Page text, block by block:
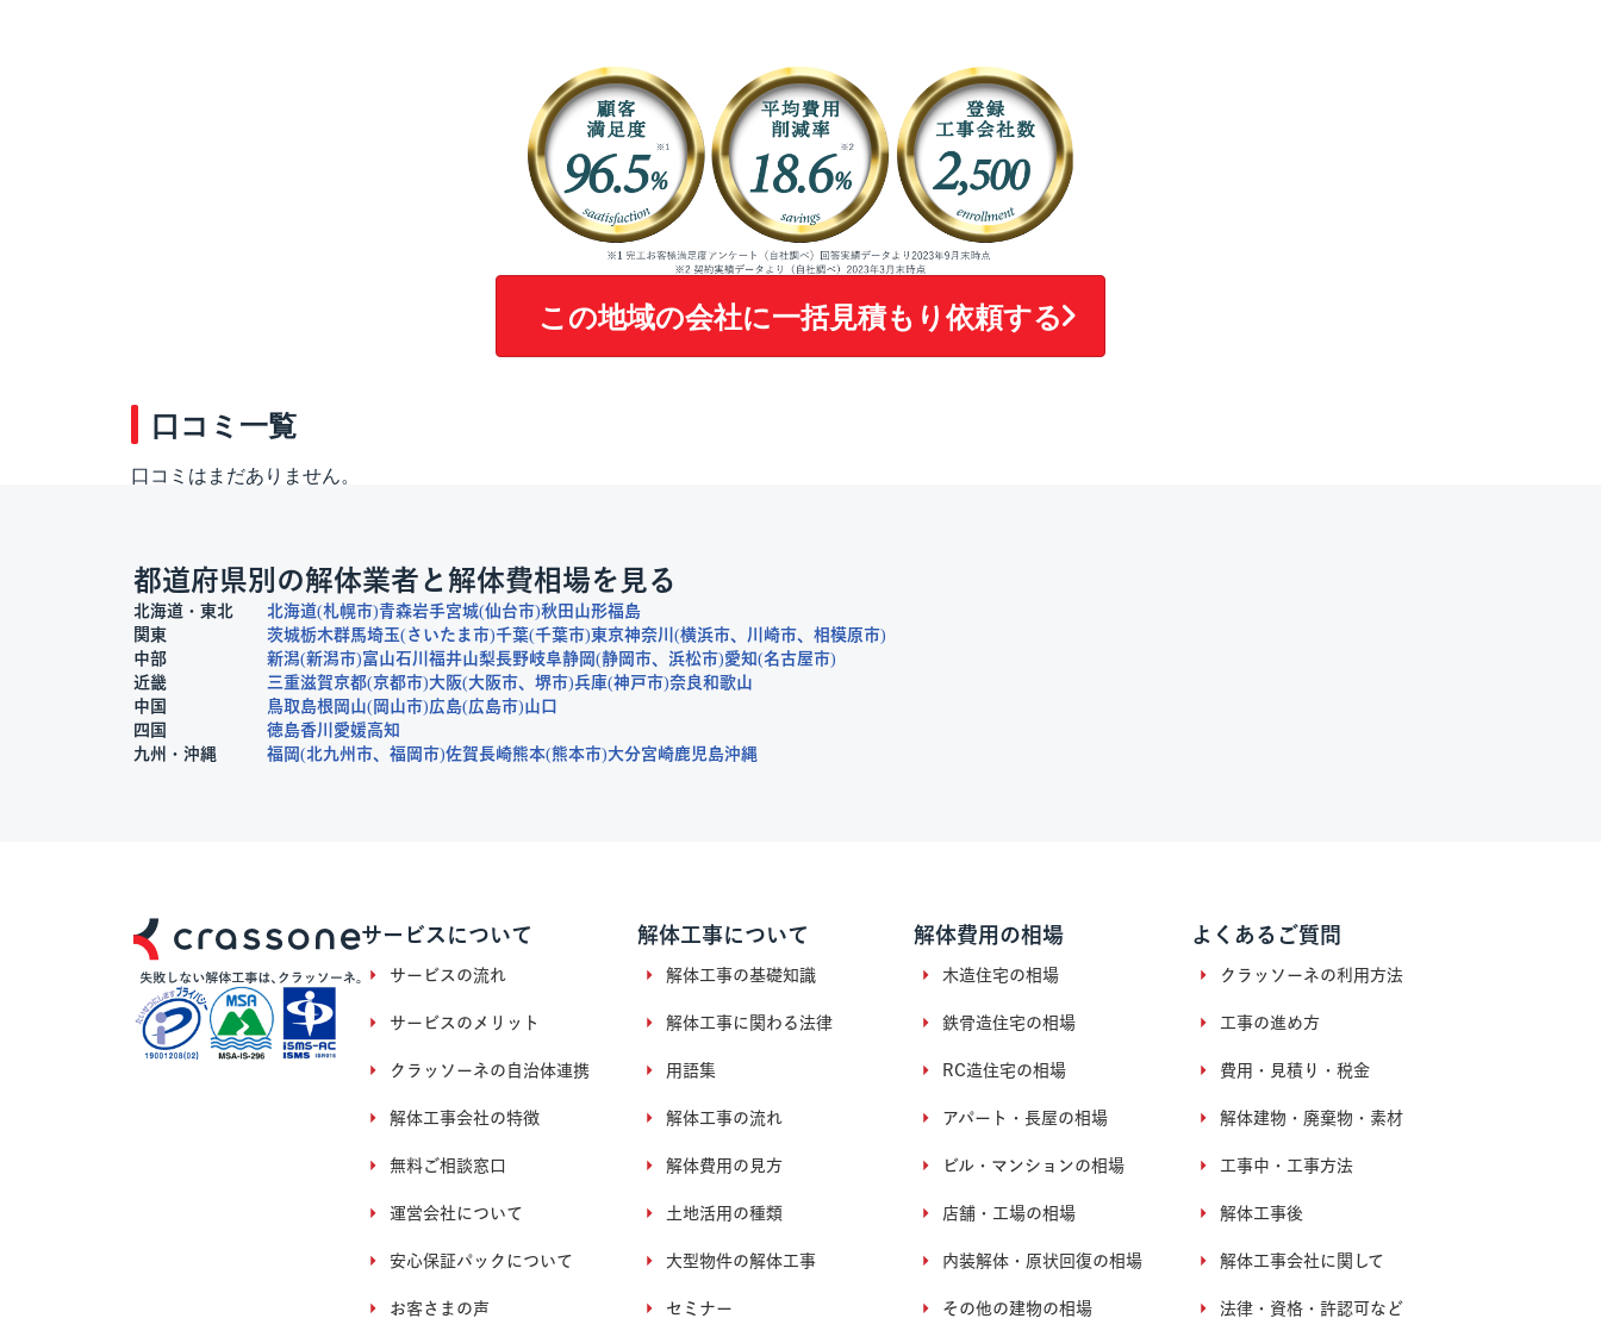
この地域の会社に一括見積もり依頼する
口コミ一覧
口コミはまだありません。
都道府県別の解体業者と解体費相場を見る
北海道・東北 北海道 札幌市 青森岩手宮城 仙台市 秋田 山形福島
関東
茨城栃木群馬埼玉 さいたま市 千葉 千葉市 東京神奈川 横浜市 川崎市
相模原市
中部
新潟 新潟市 富山石川 福井山梨長野岐阜静岡 静岡市 浜松市 愛知 名古屋市
近畿
三重滋賀京都 京都市 大阪 大阪市 堺市 兵庫 神戸市 奈良和歌山
中国
鳥取 島根 岡山 岡山市 広島 広島市 山口
四国
徳島香川 愛媛高知
九州・沖縄
福岡 北九州市 福岡市 佐賀長崎熊本 熊本市 大分宮崎鹿児島沖縄
サービスについて
サービスの流れ
サービスのメリット
クラッソーネの自治体連携
解体工事会社の特徴
無料ご相談窓口
運営会社について
安心保証パックについて
お客さまの声
解体工事について
解体工事の基礎知識
解体工事に関わる法律
用語集
解体工事の流れ
解体費用の見方
土地活用の種類
大型物件の解体工事
セミナー
解体費用の相場
木造住宅の相場
鉄骨造住宅の相場
RC造住宅の相場
アパート・長屋の相場
ビル・マンションの相場
店舗・工場の相場
内装解体・原状回復の相場
その他の建物の相場
よくあるご質問
クラッソーネの利用方法
工事の進め方
費用・見積り・税金
解体建物・廃棄物・素材
工事中・工事方法
解体工事後
解体工事会社に関して
法律・資格・許認可など